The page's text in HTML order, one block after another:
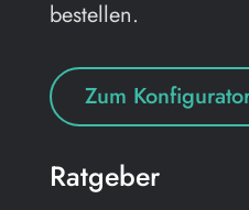
bestellen.
Zum
Ratgeber